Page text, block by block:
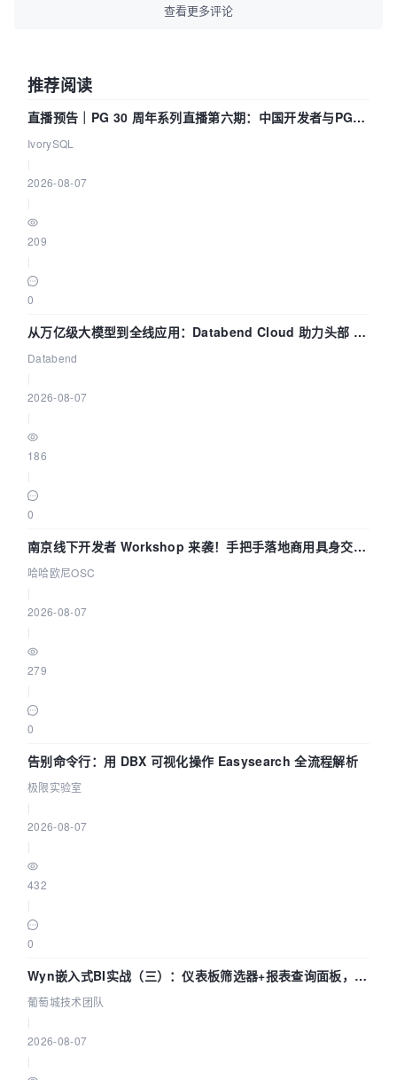
查看更多评论
推荐阅读
直播预告｜PG 30 周年系列直播第六期：中国开发者与PG内
核——我们改得动吗？我们贡献了什么？
IvorySQL
2026-08-07
209
0
从万亿级大模型到全线应用：Databend Cloud 助力头部 AI
企业构建全链路 Trace 数据管道
Databend
2026-08-07
186
0
南京线下开发者 Workshop 来袭！手把手落地商用具身交互
智能 Agent 应用
哈哈欧尼OSC
2026-08-07
279
0
告别命令行：用 DBX 可视化操作 Easysearch 全流程解析
极限实验室
2026-08-07
432
0
Wyn嵌入式BI实战（三）：仪表板筛选器+报表查询面板，参
数联动全闭环
葡萄城技术团队
2026-08-07